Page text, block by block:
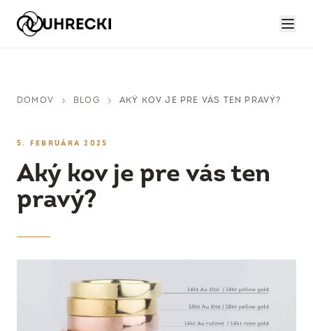
DOMOV BLOG AKÝ KOV JE PRE VÁS TEN PRAVÝ?
5. FEBRUÁRA 2025
Aký kov je pre vás ten
pravý?